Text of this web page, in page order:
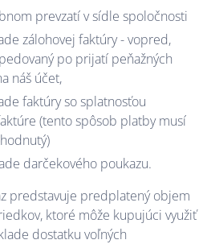
prevzatí v sídle spoločnosti
zálohovej faktúry - vopred,
po prijatí peňažných
náš účet,
faktúry so splatnosťou
(tento spôsob platby musí
darčekového poukazu.
predstavuje predplatený objem
ktoré môže kupujúci využiť
dostatku voľných